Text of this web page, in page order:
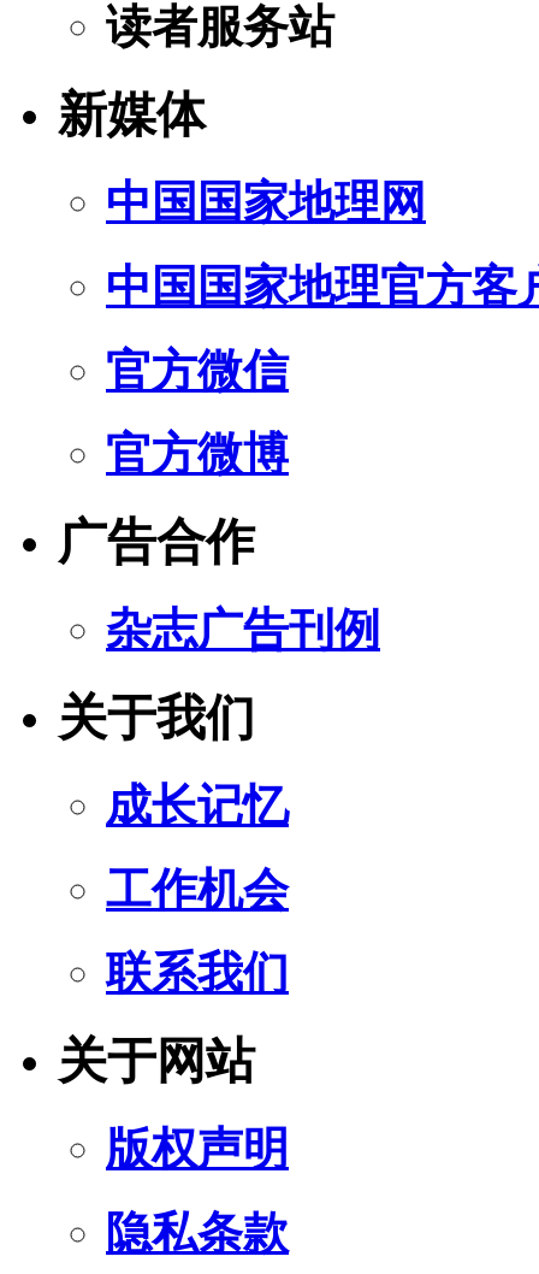
读者服务站
新媒体
中国国家地理网
中国国家地理官方客
官方微信
官方微博
广告合作
杂志广告刊例
关于我们
成长记忆
工作机会
联系我们
关于网站
版权声明
隐私条款